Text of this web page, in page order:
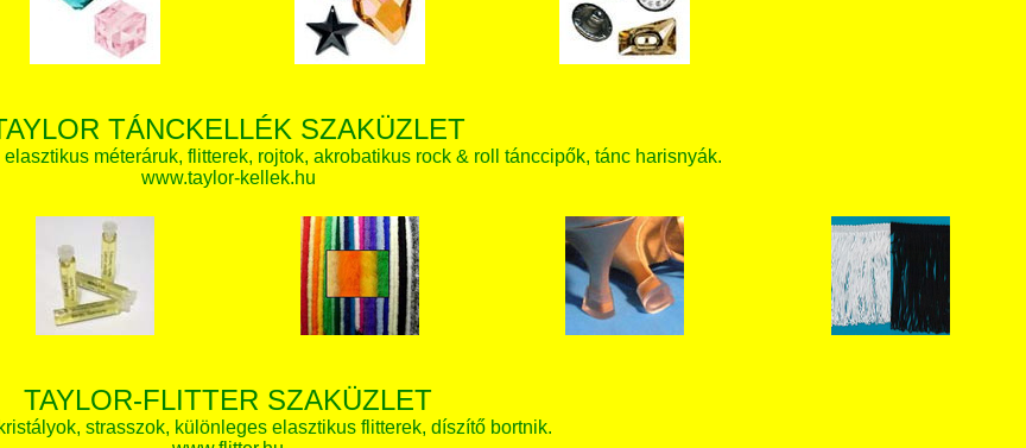
TÁNCKELLÉK SZAKÜZLET
méteráruk, flitterek, rojtok, akrobatikus rock & roll tánccipők, tánc harisnyák.
www.taylor-kellek.hu
TAYLOR-FLITTER SZAKÜZLET
strasszok, különleges elasztikus flitterek, díszítő bortnik.